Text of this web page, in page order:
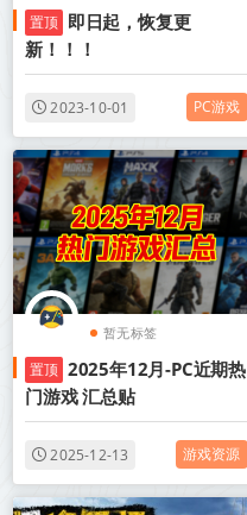
置顶 即日起，恢复更
新！！！
2023-10-01 PC游戏
暂无标签
置顶 2025年12月-PC近期热
门游戏 汇总贴
2025-12-13 游戏资源